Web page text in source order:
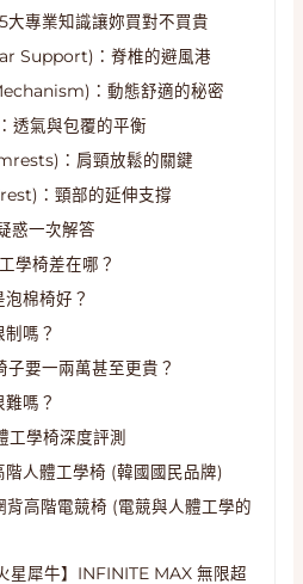
大專業知識讓妳買對不買貴
Support)：脊椎的避風港
：動態舒適的秘密
透氣與包覆的平衡
：肩頸放鬆的關鍵
：頸部的延伸支撐
惑一次解答
學椅差在哪？
棉椅好？
嗎？
要一兩萬甚至更貴？
嗎？
學椅深度評測
人體工學椅 (韓國國民品牌)
高階電競椅 (電競與人體工學的
星犀牛】INFINITE MAX 無限超